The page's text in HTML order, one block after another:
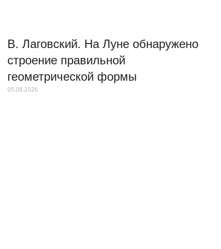
В. Лаговский. На Луне обнаружено
строение правильной
геометрической формы
05.08.2026